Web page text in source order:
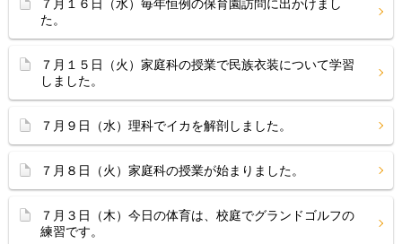
７月１６日（水）毎年恒例の保育園訪問に出かけまし
た。
７月１５日（火）家庭科の授業で民族衣装について学習
しました。
７月９日（水）理科でイカを解剖しました。
７月８日（火）家庭科の授業が始まりました。
７月３日（木）今日の体育は、校庭でグランドゴルフの
練習です。